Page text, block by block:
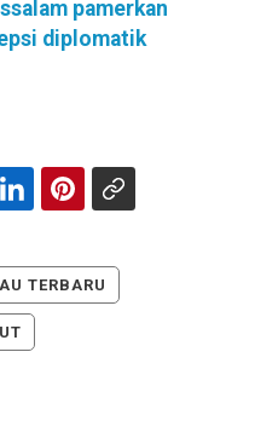
pamerkan
diplomatik
TERBARU